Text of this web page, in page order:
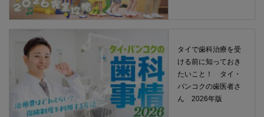
タイで歯科治療を受
ける前に知っておき
たいこと！ タイ・
バンコクの歯医者さ
ん 2026年版